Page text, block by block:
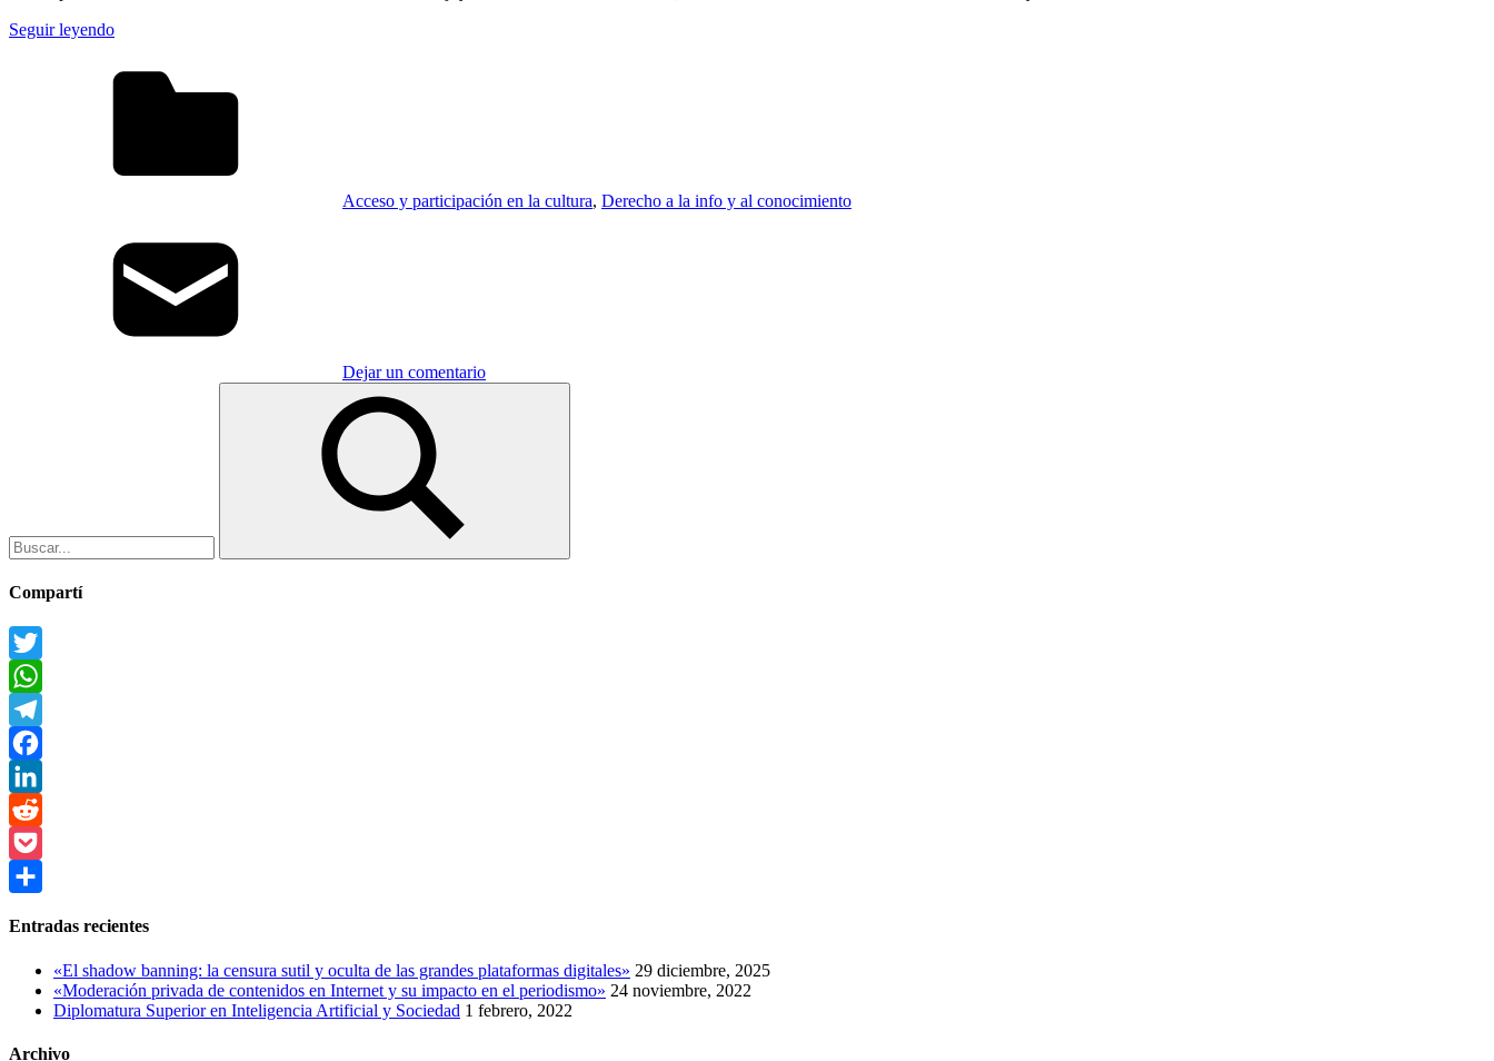
Seguir leyendo
Acceso y participación en la cultura, Derecho a la info y al conocimiento
Dejar un comentario
Buscar
Compartí
Twitter
WhatsApp
Telegram
Facebook
LinkedIn
Reddit
Pocket
Entradas recientes
«El shadow banning: la censura sutil y oculta de las grandes plataformas digitales» 29 diciembre, 2025
«Moderación privada de contenidos en Internet y su impacto en el periodismo» 24 noviembre, 2022
Diplomatura Superior en Inteligencia Artificial y Sociedad 1 febrero, 2022
Archivo